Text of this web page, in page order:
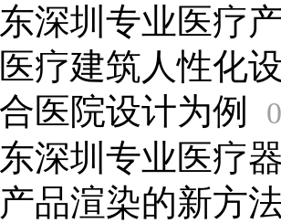
深圳专业医疗
疗建筑人性化
医院设计为例
深圳专业医疗
品渲染的新方